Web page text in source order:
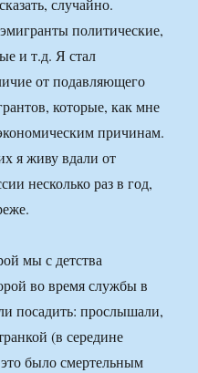
случайно.
политические,
и т.д. Я стал
от подавляющего
которые, как мне
причинам.
я живу вдали от
несколько раз в год,
мы с детства
во время службы в
посадить: прослышали,
(в середине
было смертельным